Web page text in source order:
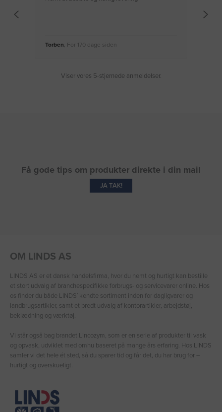
Torben , For 170 dage siden
Viser vores 5-stjernede anmeldelser.
Få gode tips om produkter direkte i din mail
JA TAK!
OM LINDS AS
LINDS AS er et dansk handelsfirma, hvor du nemt og hurtigt kan bestille
et stort udvalg af branchespecifikke forbrugs- og servicevarer online. Hos
os finder du både LINDS′ kendte sortiment inden for dagligvarer og
landbrugsartikler, samt et bredt udvalg af kontorartikler, arbejdstøj,
beklædning og værktøj.
Vi står også bag brandet Lincozym, som er en serie af produkter til vask
og opvask, udviklet med omhu baseret på mange års erfaring. Hos LINDS
samler vi det hele ét sted, så du sparer tid og får det, du har brug for –
hurtigt og overskueligt.